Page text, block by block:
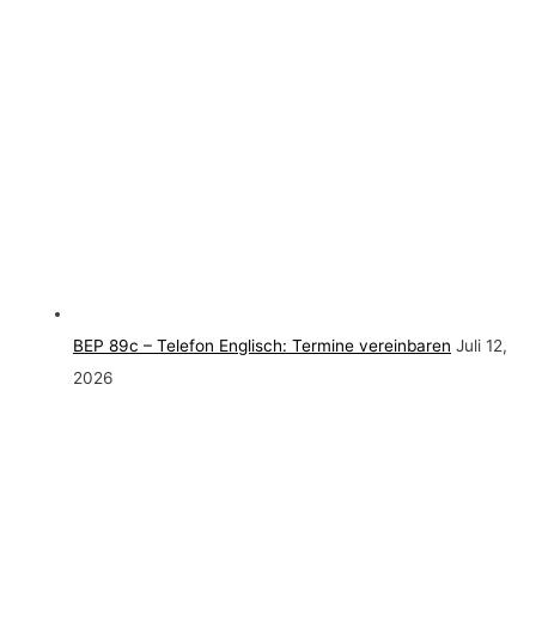
BEP 89c – Telefon Englisch: Termine vereinbaren Juli 12,
2026